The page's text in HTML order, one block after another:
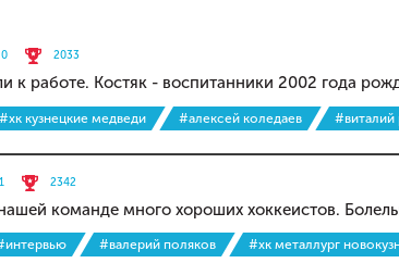
0 2033
к работе. Костяк - воспитанники 2002 года
#хк кузнецкие медведи #алексей коледаев #виталий
1 2342
команде много хороших хоккеистов.
#валерий поляков #хк металлург